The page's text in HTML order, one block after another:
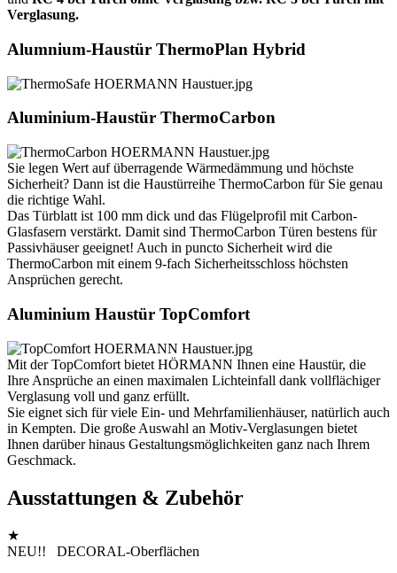
Verglasung.
Alumnium-Haustür ThermoPlan Hybrid
Aluminium-Haustür ThermoCarbon
Sie legen Wert auf überragende Wärmedämmung und höchste
Sicherheit? Dann ist die Haustürreihe ThermoCarbon für Sie genau
die richtige Wahl.
Das Türblatt ist 100 mm dick und das Flügelprofil mit Carbon-
Glasfasern verstärkt. Damit sind ThermoCarbon Türen bestens für
Passivhäuser geeignet! Auch in puncto Sicherheit wird die
ThermoCarbon mit einem 9-fach Sicherheitsschloss höchsten
Ansprüchen gerecht.
Aluminium Haustür TopComfort
Mit der TopComfort bietet HÖRMANN Ihnen eine Haustür, die
Ihre Ansprüche an einen maximalen Lichteinfall dank vollflächiger
Verglasung voll und ganz erfüllt.
Sie eignet sich für viele Ein- und Mehrfamilienhäuser, natürlich auch
in Kempten. Die große Auswahl an Motiv-Verglasungen bietet
Ihnen darüber hinaus Gestaltungsmöglichkeiten ganz nach Ihrem
Geschmack.
Ausstattungen & Zubehör
★
NEU!! DECORAL-Oberflächen